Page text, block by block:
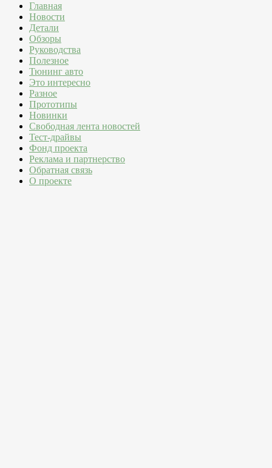
Главная
Новости
Детали
Обзоры
Руководства
Полезное
Тюнинг авто
Это интересно
Разное
Прототипы
Новинки
Свободная лента новостей
Тест-драйвы
Фонд проекта
Реклама и партнерство
Обратная связь
О проекте